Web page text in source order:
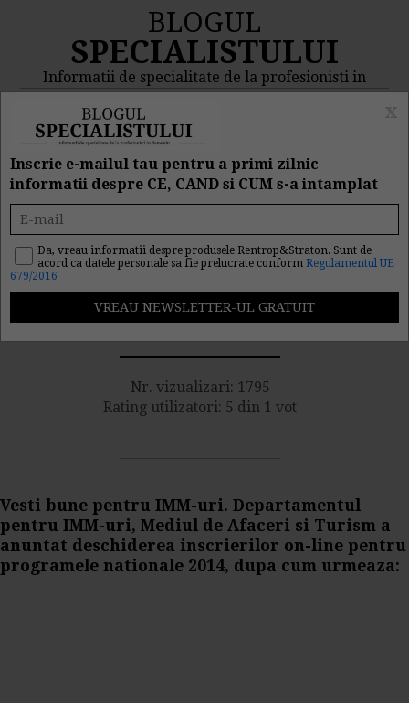
BLOGUL
SPECIALISTULUI
Informatii de specialitate de la profesionisti in
domeniu
MENIU
S-au anuntat datele de
lansare pentru 5
programe de finantare
pentru IMM-uri
Nr. vizualizari: 1795
Rating utilizatori: 5 din 1 vot
Vesti bune pentru IMM-uri. Departamentul
pentru IMM-uri, Mediul de Afaceri si Turism a
anuntat deschiderea inscrierilor on-line pentru
programele nationale 2014, dupa cum urmeaza:
Inscrie e-mailul tau pentru a primi zilnic
informatii despre CE, CAND si CUM s-a intamplat
Da, vreau informatii despre produsele Rentrop&Straton. Sunt de
acord ca datele personale sa fie prelucrate conform Regulamentul UE
679/2016